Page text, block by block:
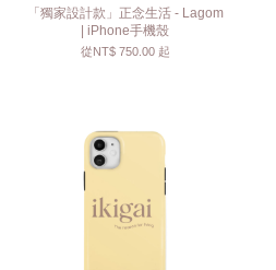
「獨家設計款」正念生活 - Lagom
| iPhone手機殼
從NT$ 750.00 起